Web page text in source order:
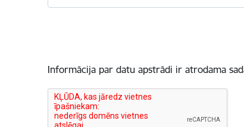
Informācija par datu apstrādi ir atrodama